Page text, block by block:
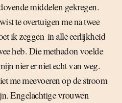
middelen gekregen.
te overtuigen me na twee
ik zeggen  in alle eerlijkheid 
heb. Die methadon voelde
nier er niet echt van weg.
me meevoeren op de stroom
Engelachtige vrouwen